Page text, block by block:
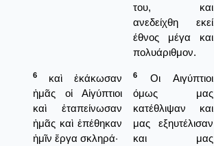
του, και
ανεδείχθη εκεί
έθνος μέγα και
πολυάριθμον.
6
καὶ ἐκάκωσαν
ἡμᾶς οἱ Αἰγύπτιοι
καὶ ἐταπείνωσαν
ἡμᾶς καὶ ἐπέθηκαν
ἡμῖν ἔργα σκληρά·
6
Οι Αιγύπτιοι
όμως μας
κατέθλιψαν και
μας εξηυτέλισαν
και μας